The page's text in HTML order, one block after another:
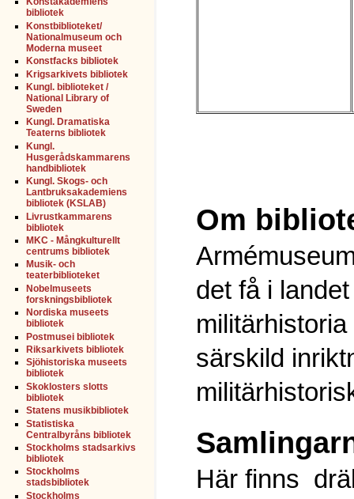
bibliotek
Konstbiblioteket/
Nationalmuseum och
Moderna museet
Konstfacks bibliotek
Krigsarkivets bibliotek
Kungl. biblioteket /
National Library of
Sweden
Kungl. Dramatiska
Teaterns bibliotek
Kungl.
Husgerådskammarens
handbibliotek
Kungl. Skogs- och
Lantbruksakademiens
bibliotek (KSLAB)
Livrustkammarens
bibliotek
MKC - Mångkulturellt
centrums bibliotek
Musik- och
teaterbiblioteket
Nobelmuseets
forskningsbibliotek
Nordiska museets
bibliotek
Postmusei bibliotek
Riksarkivets bibliotek
Sjöhistoriska museets
bibliotek
Skoklosters slotts
bibliotek
Statens musikbibliotek
Statistiska
Centralbyråns bibliotek
Stockholms stadsarkivs
bibliotek
Stockholms
stadsbibliotek
Stockholms
Om
det få i
särskild
Här finns